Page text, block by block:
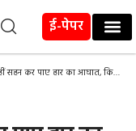
ई-पेपर
पाए हार का आघात, किया इतना बड़ा ऐलान